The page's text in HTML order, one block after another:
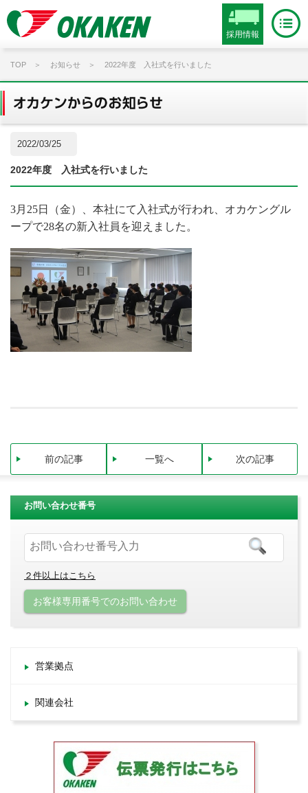
採用情報
TOP お知らせ 2022年度 入社式を行いました
2022/03/25
2022年度 入社式を行いました
3月25日（金）、本社にて入社式が行われ、オカケングル
ープで28名の新入社員を迎えました。
前の記事 一覧へ 次の記事
お問い合わせ番号
２件以上はこちら
お客様専用番号でのお問い合わせ
営業拠点
関連会社